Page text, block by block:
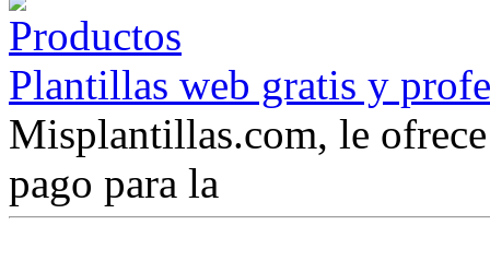
Plantillas web gratis y
Misplantillas.com, le
pago para la